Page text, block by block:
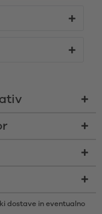
dostave in eventualno